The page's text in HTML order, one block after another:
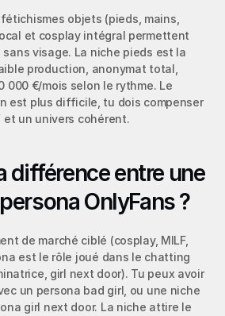
objets (pieds, mains,
et cosplay intégral permettent
visage. La niche pieds est la
production, anonymat total,
000 €/mois selon le rythme. Le
est plus difficile, tu dois compenser
un univers cohérent.
différence entre une
OnlyFans ?
de marché ciblé (cosplay, MILF,
est le rôle joué dans le chatting
girl next door). Tu peux avoir
un persona bad girl, ou une niche
girl next door. La niche attire le